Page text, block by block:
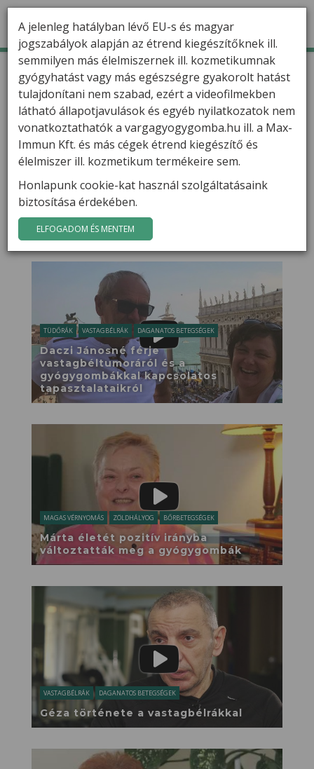
TERMÉKEK
HÍREK
VARGA GÁBOR
FILMEK
GYÓGYGOMBÁK
KAPCSOLAT
Kezdőlap Filmek
IZÜLETI GYULLADÁS ASZTMA ÉRSZŰKÜLET
Máriánál az asztma enyhült, izületi
használatával
TÜDŐRÁK VASTAGBÉLRÁK DAGANATOS BETEGSÉGEK
Daczi Jánosné férje
vastagbéltumoráról és a
gyógygombákkal kapcsolatos
tapasztalataikról
MAGAS VÉRNYOMÁS ZÖLDHÁLYOG BŐRBETEGSÉGEK
Márta életét pozitív irányba
változtatták meg a gyógygombák
VASTAGBÉLRÁK DAGANATOS BETEGSÉGEK
Géza története a vastagbélrákkal
A jelenleg hatályban lévő EU-s és magyar
jogszabályok alapján az étrend kiegészítőknek ill.
semmilyen más élelmiszernek ill. kozmetikumnak
gyógyhatást vagy más egészségre gyakorolt hatást
tulajdonítani nem szabad, ezért a videofilmekben
látható állapotjavulások és egyéb nyilatkozatok nem
vonatkoztathatók a vargagyogygomba.hu ill. a Max-
Immun Kft. és más cégek étrend kiegészítő és
élelmiszer ill. kozmetikum termékeire sem.
Honlapunk cookie-kat használ szolgáltatásaink
biztosítása érdekében.
ELFOGADOM ÉS MENTEM